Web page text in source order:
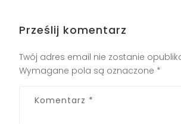
Prześlij komentarz
Twój adres email nie zostanie
Wymagane pola są oznaczone *